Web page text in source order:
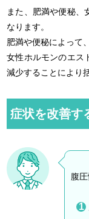
また、肥満や便秘、
なります。
肥満や便秘によって
女性ホルモンのエス
減少することにより
症状を改善す
腹